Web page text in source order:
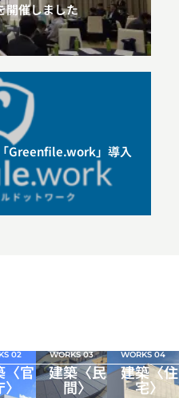
開催しました
Greenfile.work」導入
02
〈官
WORKS 03
建築〈民
間〉
WORKS 04
建築〈住
宅〉